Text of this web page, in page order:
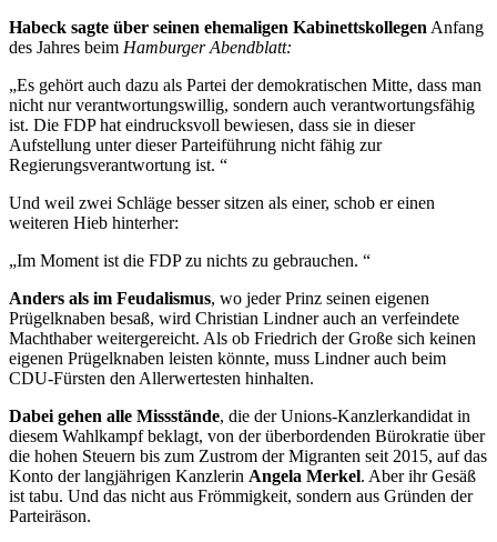
Habeck sagte über seinen ehemaligen Kabinettskollegen Anfang
des Jahres beim Hamburger Abendblatt:
„Es gehört auch dazu als Partei der demokratischen Mitte, dass man
nicht nur verantwortungswillig, sondern auch verantwortungsfähig
ist. Die FDP hat eindrucksvoll bewiesen, dass sie in dieser
Aufstellung unter dieser Parteiführung nicht fähig zur
Regierungsverantwortung ist. “
Und weil zwei Schläge besser sitzen als einer, schob er einen
weiteren Hieb hinterher:
„Im Moment ist die FDP zu nichts zu gebrauchen. “
Anders als im Feudalismus, wo jeder Prinz seinen eigenen
Prügelknaben besaß, wird Christian Lindner auch an verfeindete
Machthaber weitergereicht. Als ob Friedrich der Große sich keinen
eigenen Prügelknaben leisten könnte, muss Lindner auch beim
CDU-Fürsten den Allerwertesten hinhalten.
Dabei gehen alle Missstände, die der Unions-Kanzlerkandidat in
diesem Wahlkampf beklagt, von der überbordenden Bürokratie über
die hohen Steuern bis zum Zustrom der Migranten seit 2015, auf das
Konto der langjährigen Kanzlerin Angela Merkel. Aber ihr Gesäß
ist tabu. Und das nicht aus Frömmigkeit, sondern aus Gründen der
Parteiräson.